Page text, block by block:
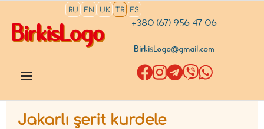
BirkisLogo
RU EN UK TR ES
+380 (67) 956 47 06
BirkisLogo@gmail.com
Jakarlı şerit kurdele